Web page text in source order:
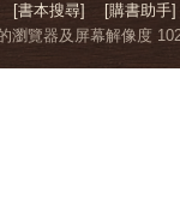
[書本搜尋]
[購書助手]
瀏覽器及屏幕解像度